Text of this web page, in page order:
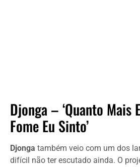
Djonga – ‘Quanto Mais
Fome Eu Sinto’
Djonga também veio com um dos
difícil não ter escutado ainda. O